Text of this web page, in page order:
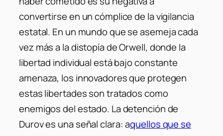
convertirse en un cómplice de la vigilancia
estatal. En un mundo que se asemeja cada
vez más a la distopía de Orwell, donde la
libertad individual está bajo constante
amenaza, los innovadores que protegen
estas libertades son tratados como
enemigos del estado. La detención de
Durov es una señal clara: aquellos que se